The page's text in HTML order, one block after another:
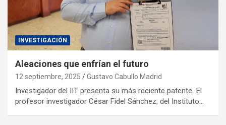
INVESTIGACIÓN
Aleaciones que enfrían el futuro
12 septiembre, 2025 Gustavo Cabullo Madrid
Investigador del IIT presenta su más reciente patente El
profesor investigador César Fidel Sánchez, del Instituto…